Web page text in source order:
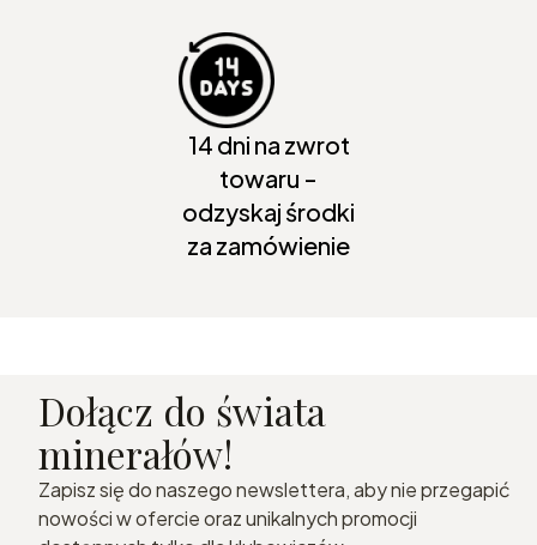
14 dni na zwrot
towaru -
odzyskaj środki
za zamówienie
Dołącz do świata
minerałów!
Zapisz się do naszego newslettera, aby nie przegapić
nowości w ofercie oraz unikalnych promocji